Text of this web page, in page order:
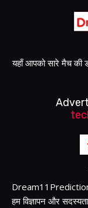
यहाँ आपको सारे मैच की
हम विज्ञापन और